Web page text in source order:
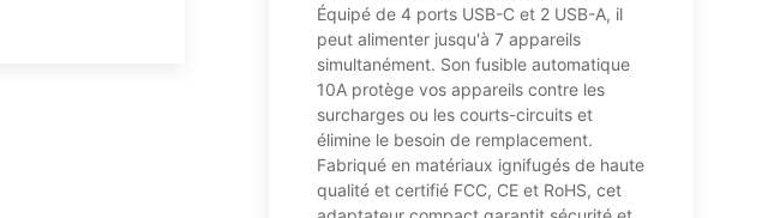
Équipé de 4 ports USB-C et 2 USB-A, il
peut alimenter jusqu'à 7 appareils
simultanément. Son fusible automatique
10A protège vos appareils contre les
surcharges ou les courts-circuits et
élimine le besoin de remplacement.
Fabriqué en matériaux ignifugés de haute
qualité et certifié FCC, CE et RoHS, cet